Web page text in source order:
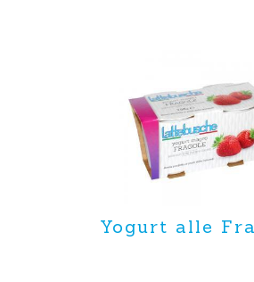
Yogurt alle